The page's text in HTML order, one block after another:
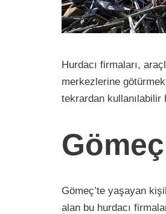
Hurdacı firmaları,
merkezlerine
tekrardan kullanılabilir
Gömeç’te yaşayan
alan bu hurdacı